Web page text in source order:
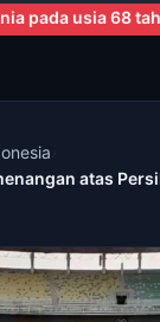
Alonso Nilai
atas